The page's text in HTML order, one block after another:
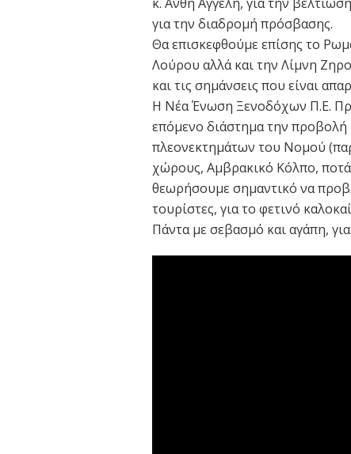
για την διαδρομή πρόσβασης.
Θα επισκεφθούμε επίσης το
Λούρου αλλά και την Λίμνη
και τις σημάνσεις που είναι
Η Νέα Ένωση Ξενοδόχων Π.Ε.
επόμενο διάστημα την
πλεονεκτημάτων του Νομού
χώρους, Αμβρακικό Κόλπο,
θεωρήσουμε σημαντικό να
τουρίστες, για το φετινό
Πάντα με σεβασμό και αγάπη,